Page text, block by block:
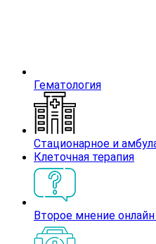
Гематология
Стационарное и
Клеточная терапия
Второе мнение